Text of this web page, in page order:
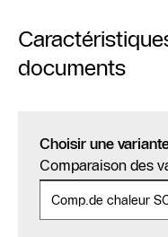
documents
Choisir une
Comparaison des